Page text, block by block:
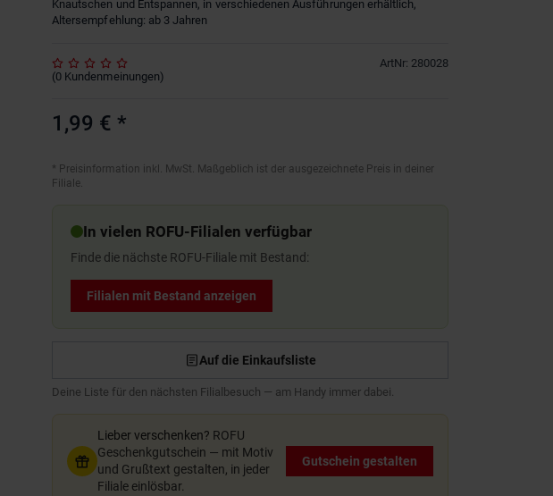
Knautschen und Entspannen, in verschiedenen Ausführungen erhältlich,
Altersempfehlung: ab 3 Jahren
ArtNr: 280028
(0 Kundenmeinungen)
1,99 € *
* Preisinformation inkl. MwSt. Maßgeblich ist der ausgezeichnete Preis in deiner
Filiale.
In vielen ROFU-Filialen verfügbar
Finde die nächste ROFU-Filiale mit Bestand:
Filialen mit Bestand anzeigen
Auf die Einkaufsliste
Deine Liste für den nächsten Filialbesuch — am Handy immer dabei.
Lieber verschenken? ROFU
Geschenkgutschein — mit Motiv
und Grußtext gestalten, in jeder
Filiale einlösbar.
Gutschein gestalten